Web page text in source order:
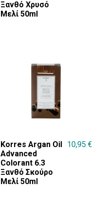
Ξανθό Χρυσό
Μελί 50ml
Korres Argan Oil
Advanced
Colorant 6.3
Ξανθό Σκούρο
Μελί 50ml
10,95 €